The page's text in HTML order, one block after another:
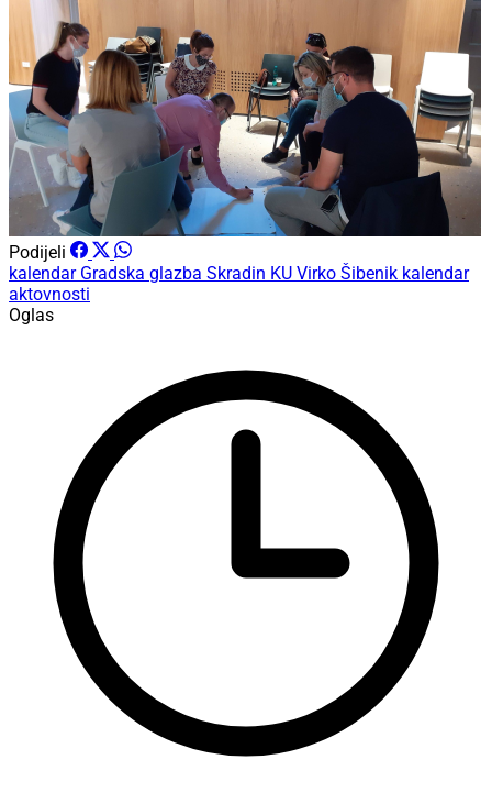
Podijeli
kalendar Gradska glazba Skradin KU Virko Šibenik kalendar
aktovnosti
Oglas